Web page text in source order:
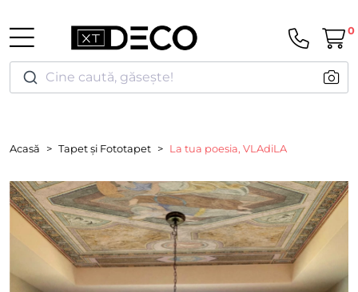
Cine caută, găsește!
0
Acasă Tapet și Fototapet La tua poesia, VLAdiLA